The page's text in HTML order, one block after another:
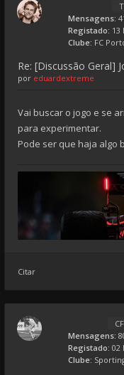
Mensagens:
Registado: 13
Clube: FC
Re: [Discussão Geral]
por eduardextreme
Vai buscar o jogo e se
para experimentar.
Pode ser que haja algo
Citar
Mensagens:
Registado: 02
Clube: